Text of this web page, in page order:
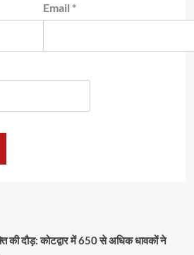
Email *
की दौड़: कोटद्वार में 650 से अधिक धावकों ने